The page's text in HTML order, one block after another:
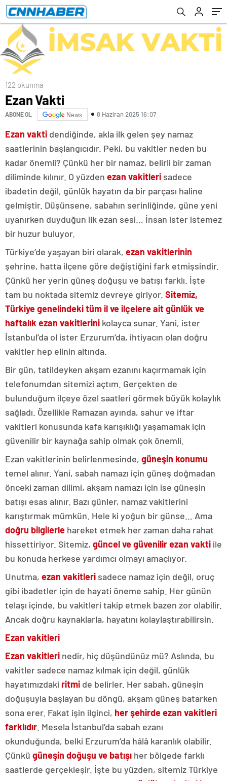
122 okunma
Ezan Vakti
ABONE OL News 8 Haziran 2025 16:07
Ezan vakti dendiğinde, akla ilk gelen şey namaz
saatlerinin başlangıcıdır. Peki, bu vakitler neden bu
kadar önemli? Çünkü her bir namaz, belirli bir zaman
diliminde kılınır. O yüzden ezan vakitleri sadece
ibadetin değil, günlük hayatın da bir parçası haline
gelmiştir. Düşünsene, sabahın serinliğinde, güne yeni
uyanırken duyduğun ilk ezan sesi… İnsan ister istemez
bir huzur buluyor.
Türkiye’de yaşayan biri olarak, ezan vakitlerinin
şehrine, hatta ilçene göre değiştiğini fark etmişsindir.
Çünkü her yerin güneş doğuşu ve batışı farklı. İşte
tam bu noktada sitemiz devreye giriyor. Sitemiz,
Türkiye genelindeki tüm il ve ilçelere ait günlük ve
haftalık ezan vakitlerini kolayca sunar. Yani, ister
İstanbul’da ol ister Erzurum’da, ihtiyacın olan doğru
vakitler hep elinin altında.
Bir gün, tatildeyken akşam ezanını kaçırmamak için
telefonumdan sitemizi açtım. Gerçekten de
bulunduğum ilçeye özel saatleri görmek büyük kolaylık
sağladı. Özellikle Ramazan ayında, sahur ve iftar
vakitleri konusunda kafa karışıklığı yaşamamak için
güvenilir bir kaynağa sahip olmak çok önemli.
Ezan vakitlerinin belirlenmesinde, güneşin konumu
temel alınır. Yani, sabah namazı için güneş doğmadan
önceki zaman dilimi, akşam namazı için ise güneşin
batışı esas alınır. Bazı günler, namaz vakitlerini
karıştırmak mümkün. Hele ki yoğun bir günse… Ama
doğru bilgilerle hareket etmek her zaman daha rahat
hissettiriyor. Sitemiz, güncel ve güvenilirezan vakti ile
bu konuda herkese yardımcı olmayı amaçlıyor.
Unutma, ezan vakitleri sadece namaz için değil, oruç
gibi ibadetler için de hayati öneme sahip. Her günün
telaşı içinde, bu vakitleri takip etmek bazen zor olabilir.
Ancak doğru kaynaklarla, hayatını kolaylaştırabilirsin.
Ezan vakitleri
Ezan vakitleri nedir, hiç düşündünüz mü? Aslında, bu
vakitler sadece namaz kılmak için değil, günlük
hayatımızdaki ritmi de belirler. Her sabah, güneşin
doğuşuyla başlayan bu döngü, akşam güneş batarken
sona erer. Fakat işin ilginci, her şehirde ezan vakitleri
farklıdır . Mesela İstanbul’da sabah ezanı
okunduğunda, belki Erzurum’da hâlâ karanlık olabilir.
Çünkü güneşin doğuşu ve batışı her bölgede farklı
saatlerde gerçekleşir. İşte bu yüzden, sitemiz Türkiye